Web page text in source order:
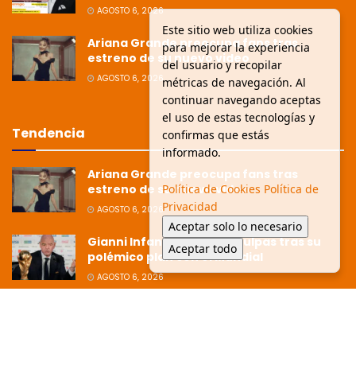
AGOSTO 6, 2026
Ariana Grande preocupa fans tras
estreno de su nuevo video
AGOSTO 6, 2026
Tendencia
Ariana Grande preocupa fans tras
estreno de su nuevo video
AGOSTO 6, 2026
Gianni Infantino pide disculpas tras su
polémico plan con el Mundial
AGOSTO 6, 2026
Este sitio web utiliza cookies
para mejorar la experiencia
del usuario y recopilar
métricas de navegación. Al
continuar navegando aceptas
el uso de estas tecnologías y
confirmas que estás
informado.
Política de Cookies Política de
Privacidad
Aceptar solo lo necesario
Aceptar todo